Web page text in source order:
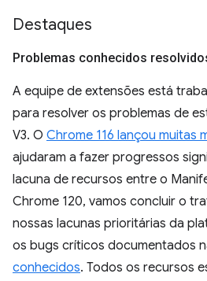
Destaques
Problemas conhecidos
A equipe de extensões está
para resolver os problemas de
V3. O Chrome 116 lançou muitas
ajudaram a fazer progressos
lacuna de recursos entre o
Chrome 120, vamos concluir o
nossas lacunas prioritárias da
os bugs críticos documentados
conhecidos. Todos os recursos